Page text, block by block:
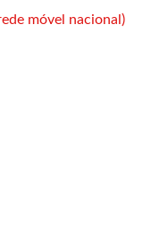
móvel nacional)